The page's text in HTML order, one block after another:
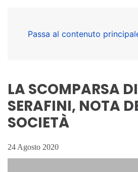
Passa al contenuto
LA SCOMPARSA
SERAFINI, NOTA
SOCIETÀ
24 Agosto 2020